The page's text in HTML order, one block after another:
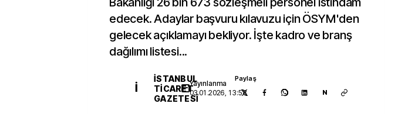
edecek. Adaylar başvuru kılavuzu için ÖSYM'den
gelecek açıklamayı bekliyor. İşte kadro ve branş
dağılımı listesi...
İ
İSTANBUL
TICARET
GAZETESI
Yayınlanma
03.01.2026, 13:58
Paylaş
N